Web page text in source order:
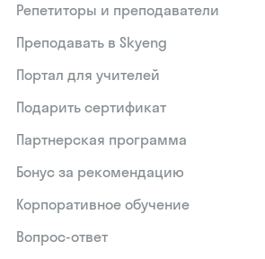
Репетиторы и преподаватели
Преподавать в Skyeng
Портал для учителей
Подарить сертификат
Партнерская программа
Бонус за рекомендацию
Корпоративное обучение
Вопрос-ответ